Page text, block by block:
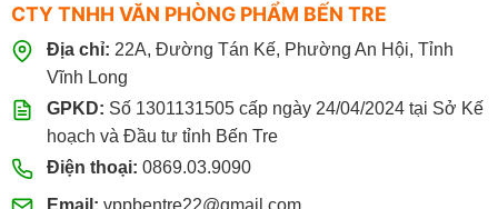
CTY TNHH VĂN PHÒNG PHẨM BẾN TRE
Địa chỉ: 22A, Đường Tán Kế, Phường An Hội, Tỉnh
Vĩnh Long
GPKD: Số 1301131505 cấp ngày 24/04/2024 tại Sở Kế
hoạch và Đầu tư tỉnh Bến Tre
Điện thoại: 0869.03.9090